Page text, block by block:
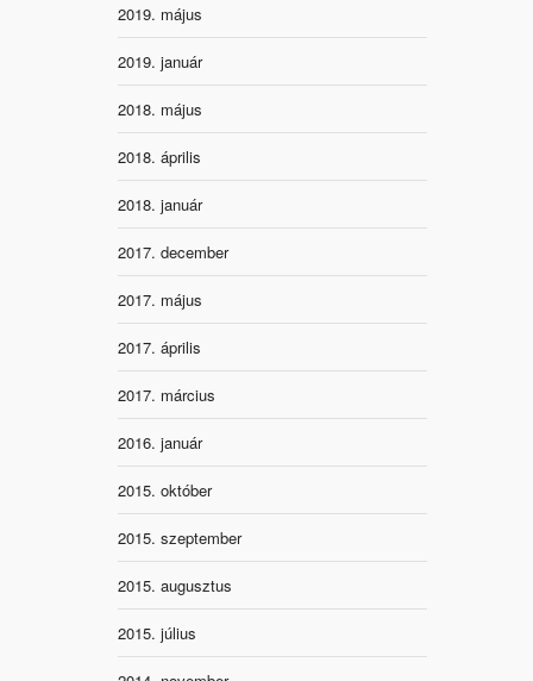
2019. május
2019. január
2018. május
2018. április
2018. január
2017. december
2017. május
2017. április
2017. március
2016. január
2015. október
2015. szeptember
2015. augusztus
2015. július